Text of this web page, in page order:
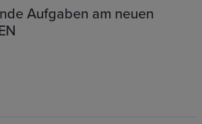
Aufgaben am neuen